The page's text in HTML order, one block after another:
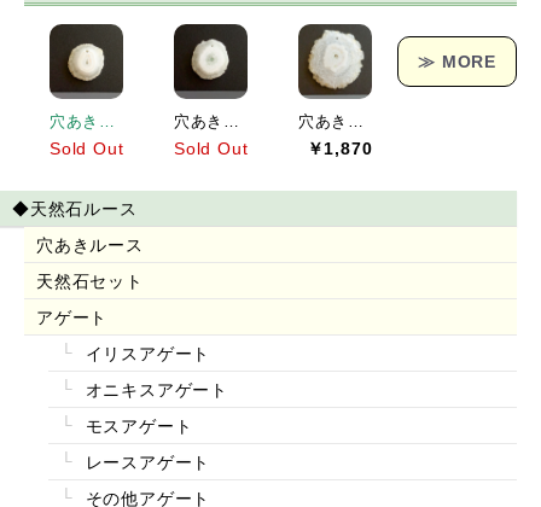
Sold Out Sold Out ￥1,870
≫ MORE
◆天然石ルース
穴あきルース
天然石セット
アゲート
イリスアゲート
オニキスアゲート
モスアゲート
レースアゲート
その他アゲート